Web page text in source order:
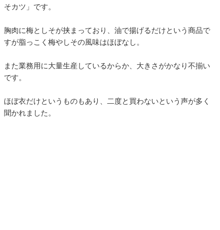
そカツ」です。
胸肉に梅としそが挟まっており、油で揚げるだけという商品で
すが脂っこく梅やしその風味はほぼなし。
また業務用に大量生産しているからか、大きさがかなり不揃い
です。
ほぼ衣だけというものもあり、二度と買わないという声が多く
聞かれました。